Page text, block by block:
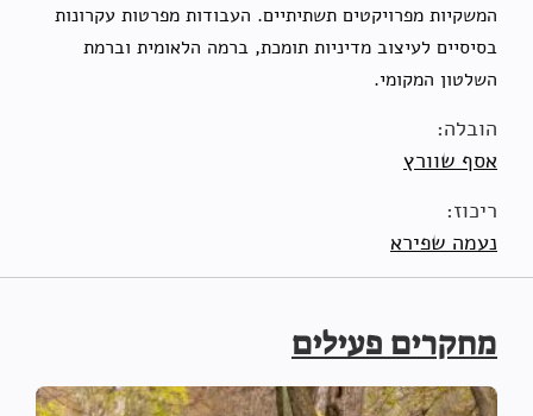
המשקיות מפרויקטים תשתיתיים. העבודות מפרטות עקרונות
בסיסיים לעיצוב מדיניות תומכת, ברמה הלאומית וברמת
השלטון המקומי.
הובלה:
אסף שוורץ
ריכוז:
נעמה שפירא
מחקרים פעילים